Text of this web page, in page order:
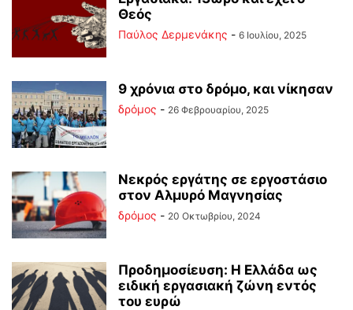
Θεός
Παύλος Δερμενάκης - 6 Ιουλίου, 2025
9 χρόνια στο δρόμο, και νίκησαν
δρόμος - 26 Φεβρουαρίου, 2025
Νεκρός εργάτης σε εργοστάσιο
στον Αλμυρό Μαγνησίας
δρόμος - 20 Οκτωβρίου, 2024
Προδημοσίευση: Η Ελλάδα ως
ειδική εργασιακή ζώνη εντός
του ευρώ